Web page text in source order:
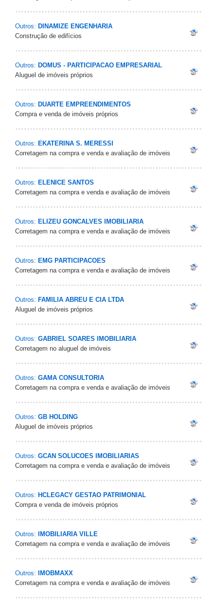
Outros: DINAMIZE ENGENHARIA
Construção de edifícios
Outros: DOMUS - PARTICIPACAO EMPRESARIAL
Aluguel de imóveis próprios
Outros: DUARTE EMPREENDIMENTOS
Compra e venda de imóveis próprios
Outros: EKATERINA S. MERESSI
Corretagem na compra e venda e avaliação de imóveis
Outros: ELENICE SANTOS
Corretagem na compra e venda e avaliação de imóveis
Outros: ELIZEU GONCALVES IMOBILIARIA
Corretagem na compra e venda e avaliação de imóveis
Outros: EMG PARTICIPACOES
Corretagem na compra e venda e avaliação de imóveis
Outros: FAMILIA ABREU E CIA LTDA
Aluguel de imóveis próprios
Outros: GABRIEL SOARES IMOBILIARIA
Corretagem no aluguel de imóveis
Outros: GAMA CONSULTORIA
Corretagem na compra e venda e avaliação de imóveis
Outros: GB HOLDING
Aluguel de imóveis próprios
Outros: GCAN SOLUCOES IMOBILIARIAS
Corretagem na compra e venda e avaliação de imóveis
Outros: HCLEGACY GESTAO PATRIMONIAL
Compra e venda de imóveis próprios
Outros:
IMOBILIARIA VILLE
Corretagem na compra e venda e avaliação de imóveis
Outros:
IMOBMAXX
Corretagem na compra e venda e avaliação de imóveis